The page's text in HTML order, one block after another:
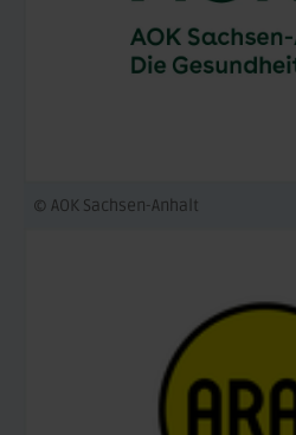
© AOK Sachsen-Anhalt